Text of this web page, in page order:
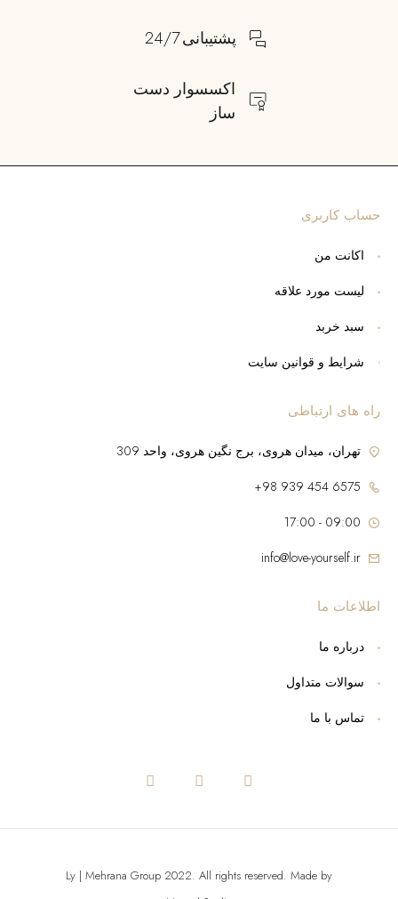
پشتیبانی 24/7
اکسسوار دست
ساز
حساب کاربری
اکانت من
لیست مورد علاقه
سبد خربد
شرایط و قوانین سایت
راه های ارتباطی
تهران، میدان هروی، برج نگین هروی، واحد 309
6575 454 939 98+
09:00 - 17:00
info@love-yourself.ir
اطلاعات ما
درباره ما
سوالات متداول
تماس با ما
Ly | Mehrana Group 2022. All rights reserved. Made by